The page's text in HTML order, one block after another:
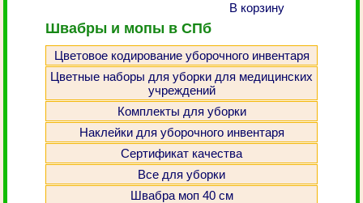
В корзину
Швабры и мопы в СПб
Цветовое кодирование уборочного инвентаря
Цветные наборы для уборки для медицинских
учреждений
Комплекты для уборки
Наклейки для уборочного инвентаря
Сертификат качества
Все для уборки
Швабра моп 40 см